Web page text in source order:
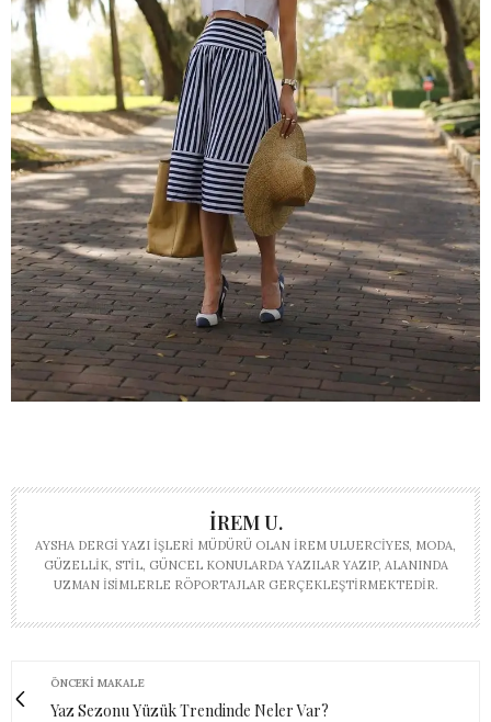
İREM U.
AYSHA DERGI YAZI İŞLERI MÜDÜRÜ OLAN İREM ULUERCIYES, MODA,
GÜZELLIK, STIL, GÜNCEL KONULARDA YAZILAR YAZIP, ALANINDA
UZMAN ISIMLERLE RÖPORTAJLAR GERÇEKLEŞTIRMEKTEDIR.
ÖNCEKI MAKALE
Yaz Sezonu Yüzük Trendinde Neler Var?